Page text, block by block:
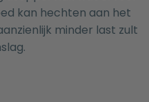
kan hechten aan het
minder last zult